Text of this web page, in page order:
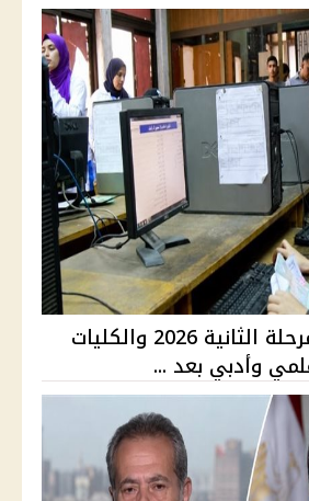
موعد تنسيق المرحلة الثانية 2026 والكليات
وأدبي بعد ...